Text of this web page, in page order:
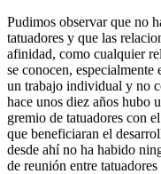
Pudimos observar que no
tatuadores y que las
afinidad, como cualquier
se conocen, especialmente
un trabajo individual y no
hace unos diez años hubo
gremio de tatuadores con
que beneficiaran el
desde ahí no ha habido
de reunión entre